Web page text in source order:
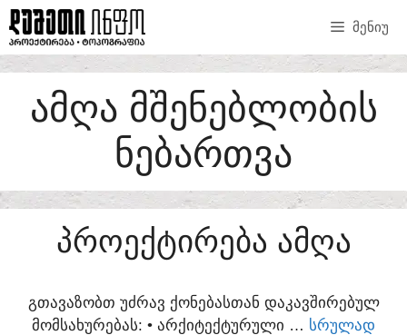
SKIP
TO
CONTENT
ᲛᲔᲜᲘᲣ
ᲐᲛᲦᲐ ᲛᲨᲔᲜᲔᲑᲚᲝᲑᲘᲡ
ᲜᲔᲑᲐᲠᲗᲕᲐ
ᲞᲠᲝᲔᲥᲢᲘᲠᲔᲑᲐ ᲐᲛᲦᲐ
ᲒᲗᲐᲕᲐᲖᲝᲑᲗ ᲣᲫᲠᲐᲕ ᲥᲝᲜᲔᲑᲐᲡᲗᲐᲜ ᲓᲐᲙᲐᲕᲨᲘᲠᲔᲑᲣᲚ
ᲛᲝᲛᲡᲐᲮᲣᲠᲔᲑᲐᲡ:​ • ᲐᲠᲥᲘᲢᲔᲥᲢᲣᲠᲣᲚᲘ … ᲡᲠᲣᲚᲐᲓ